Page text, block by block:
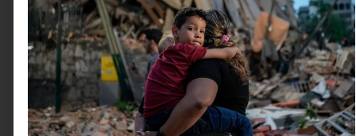
Web
Guarda mi nombre, correo electrónico y web en este
navegador para la próxima vez que comente.